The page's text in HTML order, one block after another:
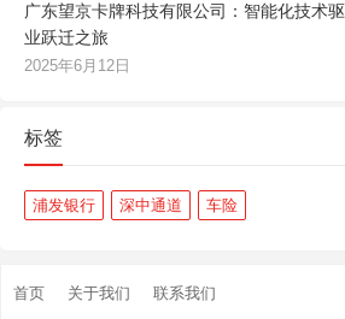
广东望京卡牌科技有限公司：智能化技术
业跃迁之旅
2025年6月12日
标签
浦发银行 深中通道 车险
首页 关于我们 联系我们